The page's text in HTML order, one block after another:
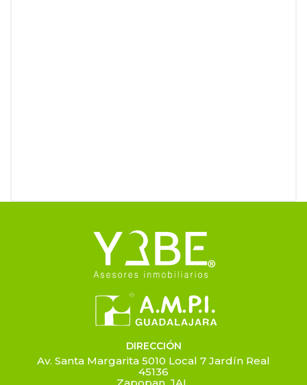
DIRECCIÓN
Av. Santa Margarita 5010 Local 7 Jardín Real
45136